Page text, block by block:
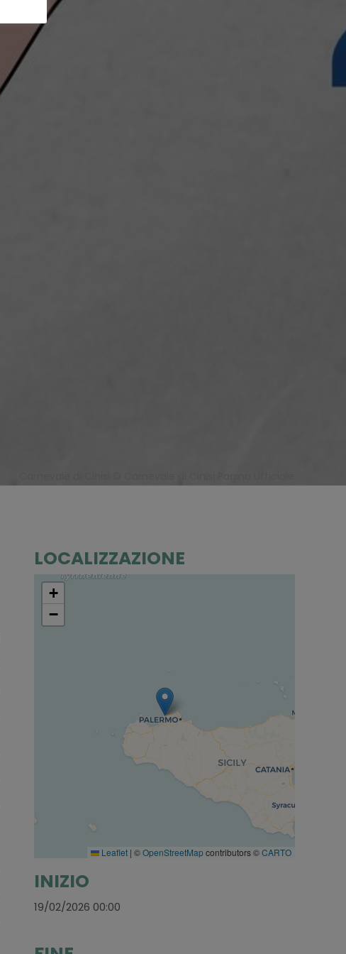
LOCALIZZAZIONE
+
−
Leaflet | ©OpenStreetMapcontributors ©CARTO
INIZIO
19/02/2026 00:00